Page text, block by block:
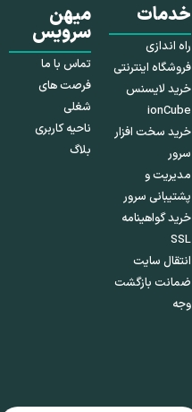
خدمات
راه اندازی
فروشگاه اینترنتی
خرید لایسنس
ionCube
خرید سخت افزار
سرور
مدیریت و
پشتیبانی سرور
خرید گواهینامه
SSL
انتقال سایت
ضمانت بازگشت
وجه
میهن
سرویس
تماس با ما
فرصت های
شغلی
ناحیه کاربری
بلاگ